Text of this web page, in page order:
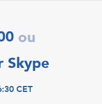
ou
Skype
CET